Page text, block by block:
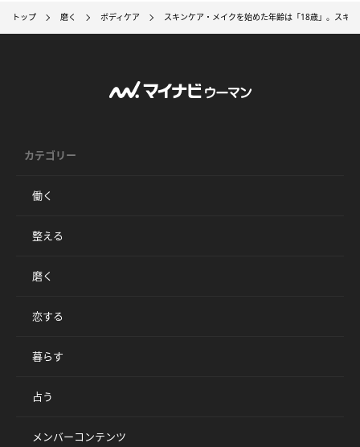
トップ 磨く ボディケア スキンケア・メイクを始めた年齢は「18歳」。スキ
カテゴリー
働く
整える
磨く
恋する
暮らす
占う
メンバーコンテンツ